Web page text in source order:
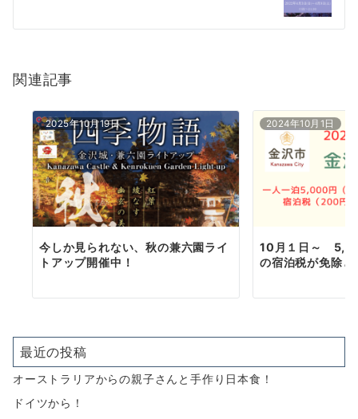
シ
ン
関連記事
2025年10月19日
今しか見られない、秋の兼六園ライ
トアップ開催中！
2024年10月1日
10月１日～
の宿泊税が免除と
最近の投稿
オーストラリアからの親子さんと手作り日本食！
ドイツから！